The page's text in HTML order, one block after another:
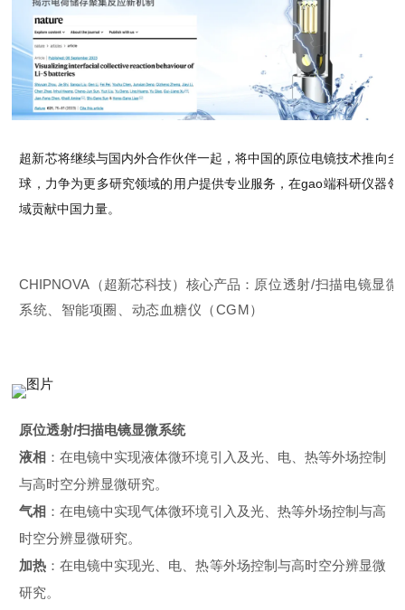
超新芯将继续与国内外合作伙伴一起，将中国的原位电镜技术推向全
球，力争为更多研究领域的用户提供专业服务，在gao端科研仪器领
域贡献中国力量。
CHIPNOVA（超新芯科技）核心产品： 原位透射/扫描电镜显微
系统、智能项圈、动态血糖仪（CGM）
原位透射/扫描电镜显微系统
液相 ：在电镜中实现液体微环境引入及光、电、热等外场控制
与高时空分辨显微研究。
气相 ：在电镜中实现气体微环境引入及光、热等外场控制与高
时空分辨显微研究。
加热 ：在电镜中实现光、电、热等外场控制与高时空分辨显微
研究。